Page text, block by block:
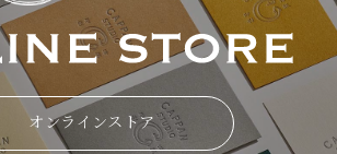
オンラインストア